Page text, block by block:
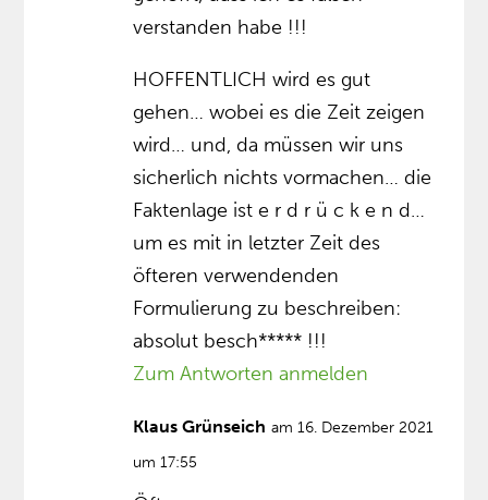
verstanden habe !!!
HOFFENTLICH wird es gut
gehen… wobei es die Zeit zeigen
wird… und, da müssen wir uns
sicherlich nichts vormachen… die
Faktenlage ist e r d r ü c k e n d…
um es mit in letzter Zeit des
öfteren verwendenden
Formulierung zu beschreiben:
absolut besch***** !!!
Zum Antworten anmelden
Klaus Grünseich am 16. Dezember 2021
um 17:55